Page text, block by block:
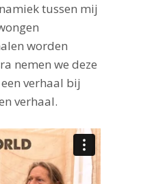
tussen mij
worden
nemen we deze
verhaal bij
verhaal.